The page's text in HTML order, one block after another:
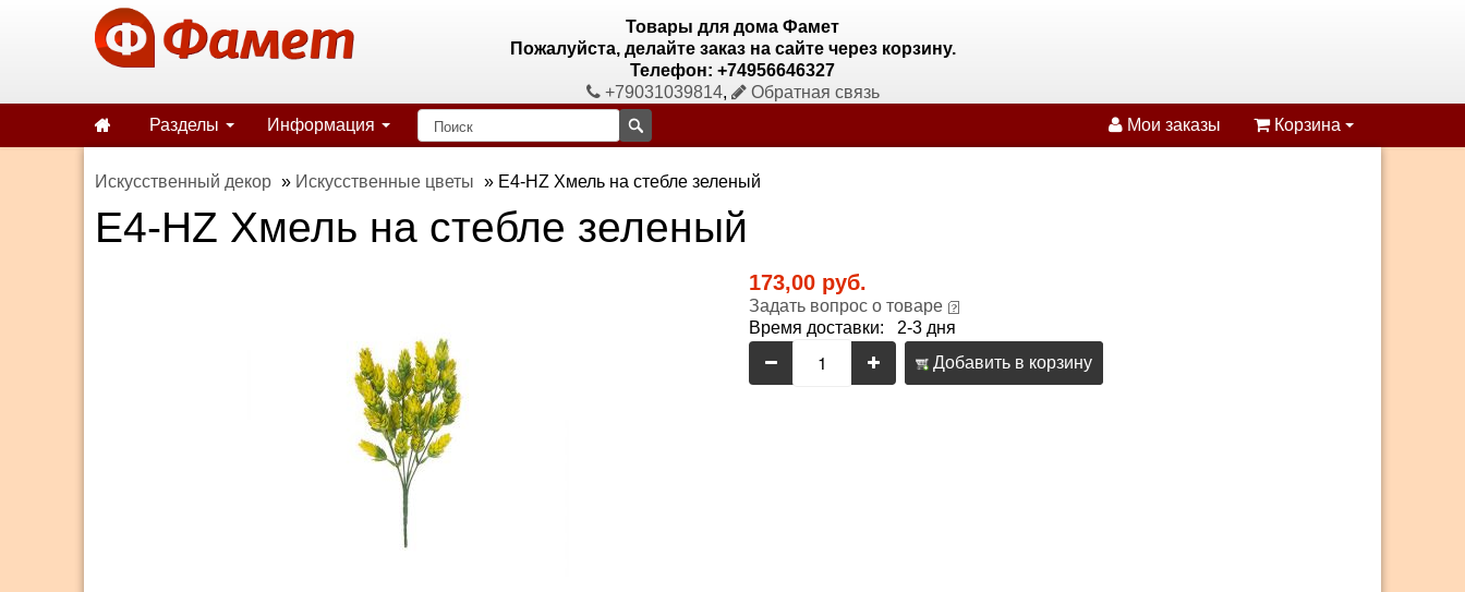
Товары для дома Фамет
Пожалуйста, делайте заказ на сайте через корзину.
Телефон: +74956646327
+79031039814,
Обратная связь
Разделы
Информация Мои заказы Корзина
Искусственный декор » Искусственные цветы » E4-HZ Хмель на стебле зеленый
E4-HZ Хмель на стебле зеленый
173,00 руб.
Задать вопрос о товаре
Время доставки: 2-3 дня
Добавить в корзину